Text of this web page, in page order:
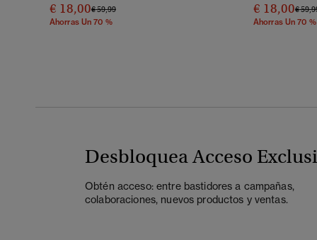
€ 18,00Precio Rebajado De
€ 59,99A
Ahorras Un 70 %
€ 18,00€
Ahorras Un 70 %
Desbloquea Acceso
Obtén acceso: entre bastidores a campañas,
colaboraciones, nuevos productos y ventas.